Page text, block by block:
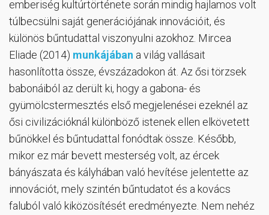
emberiség kultúrtörténete során mindig hajlamos volt
túlbecsülni saját generációjának innovációit, és
különös bűntudattal viszonyulni azokhoz. Mircea
Eliade (2014) munkájában a világ vallásait
hasonlította össze, évszázadokon át. Az ősi törzsek
babonáiból az derült ki, hogy a gabona- és
gyümölcstermesztés első megjelenései ezeknél az
ősi civilizációknál különböző istenek ellen elkövetett
bűnökkel és bűntudattal fonódtak össze. Később,
mikor ez már bevett mesterség volt, az ércek
bányászata és kályhában való hevítése jelentette az
innovációt, mely szintén bűntudatot és a kovács
faluból való kiközösítését eredményezte. Nem nehéz